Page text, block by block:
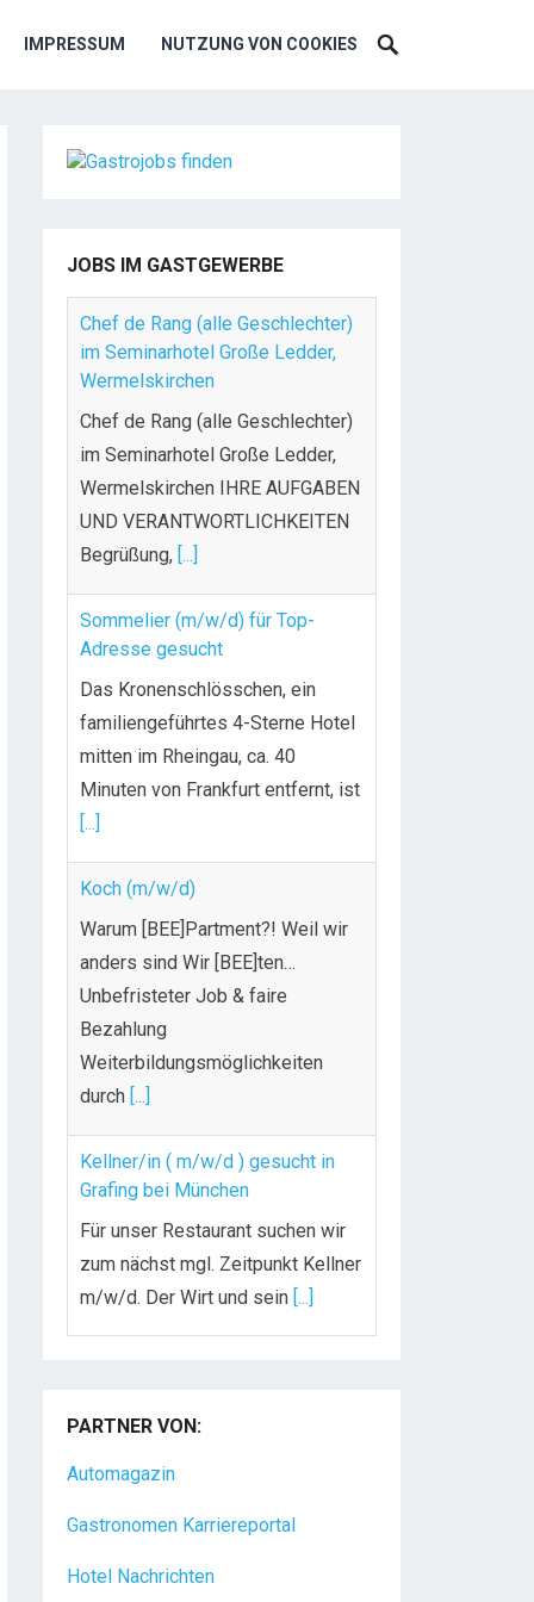
IMPRESSUM NUTZUNG VON COOKIES
JOBS IM GASTGEWERBE
Chef de Rang (alle Geschlechter)
im Seminarhotel Große Ledder,
Wermelskirchen
Chef de Rang (alle Geschlechter)
im Seminarhotel Große Ledder,
Wermelskirchen IHRE AUFGABEN
UND VERANTWORTLICHKEITEN
Begrüßung, [...]
Sommelier (m/w/d) für Top-
Adresse gesucht
Das Kronenschlösschen, ein
familiengeführtes 4-Sterne Hotel
mitten im Rheingau, ca. 40
Minuten von Frankfurt entfernt, ist
[...]
Koch (m/w/d)
Warum [BEE]Partment?! Weil wir
anders sind Wir [BEE]ten…
Unbefristeter Job & faire
Bezahlung
Weiterbildungsmöglichkeiten
durch [...]
Kellner/in ( m/w/d ) gesucht in
Grafing bei München
Für unser Restaurant suchen wir
zum nächst mgl. Zeitpunkt Kellner
m/w/d. Der Wirt und sein [...]
Dein Arbeitsplatz mit
Urlaubsfeeling Chef de Rang
Leidenschaft und liebst[...]
PARTNER VON:
Automagazin
Gastronomen Karriereportal
Hotel Nachrichten